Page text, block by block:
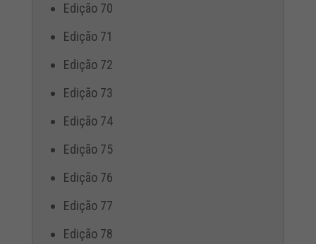
Edição 70
Edição 71
Edição 72
Edição 73
Edição 74
Edição 75
Edição 76
Edição 77
Edição 78